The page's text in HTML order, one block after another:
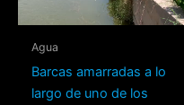
Agua
Barcas amarradas a lo
largo de uno de los